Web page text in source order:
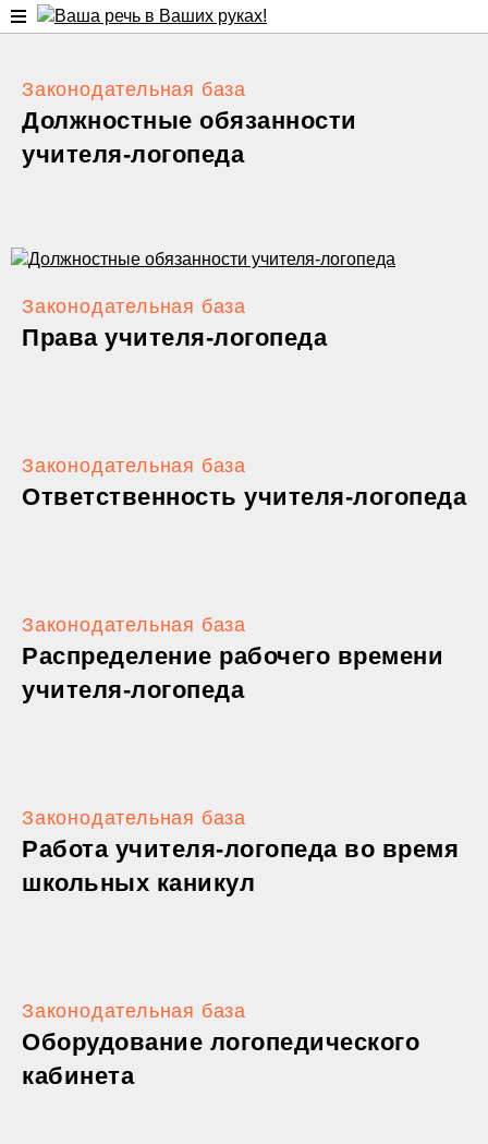
Законодательная база
Должностные обязанности
учителя-логопеда
Законодательная база
Права учителя-логопеда
Законодательная база
Ответственность учителя-логопеда
Законодательная база
Распределение рабочего времени
учителя-логопеда
Законодательная база
Работа учителя-логопеда во время
школьных каникул
Законодательная база
Оборудование логопедического
кабинета